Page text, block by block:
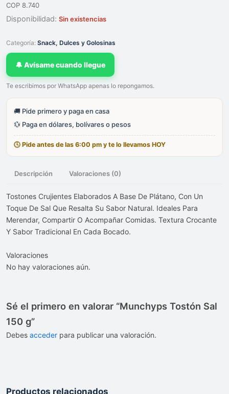
COP 8.740
Disponibilidad: Sin existencias
Categoría: Snack, Dulces y Golosinas
🔔 Avísame cuando llegue
Te escribimos por WhatsApp apenas lo repongamos.
🚚 Pide primero y paga en casa
💱 Paga en dólares, bolívares o pesos
🕓 Pide antes de las 6:00 pm y te lo llevamos HOY
Descripción Valoraciones (0)
Tostones Crujientes Elaborados A Base De Plátano, Con Un
Toque De Sal Que Resalta Su Sabor Natural. Ideales Para
Merendar, Compartir O Acompañar Comidas. Textura Crocante
Y Sabor Tradicional En Cada Bocado.
Valoraciones
No hay valoraciones aún.
Sé el primero en valorar “Munchyps Tostón Sal
150 g”
Debes acceder para publicar una valoración.
Productos relacionados